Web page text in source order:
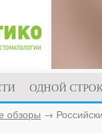
ОДНОЙ
обзоры →